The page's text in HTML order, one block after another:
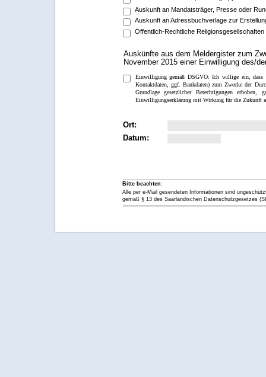
Ort:
Datum:
Bitte beachten:
Alle per e-Mail gesendeten Informationen sind
gemäß § 13 des Saarländischen Datenschutzgesetzes
Auskünfte aus dem Meldergister zum
November 2015 einer Einwilligung des/
Einwilligung gemäß DSGVO: Ich willige ein, dass
Kontaktdaten, ggf. Bankdaten) zum Zwecke der
Grundlage gesetzlicher Berechtigungen
Einwilligungserklärung mit Wirkung für die Zukunft
Auskunft an Mandatsträger, Presse oder
Auskunft an Adressbuchverlage zur
Öffentlich-Rechtliche